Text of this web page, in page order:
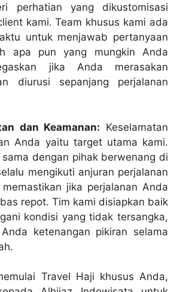
perhatian yang dikustomisasi
kami. Team khusus kami ada
untuk menjawab pertanyaan
apa pun yang mungkin Anda
jika Anda merasakan
diurusi sepanjang perjalanan
dan Keamanan: Keselamatan
Anda yaitu target utama kami.
dengan pihak berwenang di
mengikuti anjuran perjalanan
jika perjalanan Anda
repot. Tim kami disiapkan baik
kondisi yang tidak tersangka,
ketenangan pikiran selama
Travel Haji khusus Anda,